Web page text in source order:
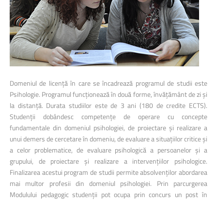
Domeniul de licență în care se încadrează programul de studii este
Psihologie. Programul funcționează în două forme, învățământ de zi și
la distanță. Durata studiilor este de 3 ani (180 de credite ECTS).
Studenții dobândesc competențe de operare cu concepte
fundamentale din domeniul psihologiei, de proiectare și realizare a
unui demers de cercetare în domeniu, de evaluare a situațiilor critice și
a celor problematice, de evaluare psihologică a persoanelor și a
grupului, de proiectare și realizare a intervențiilor psihologice.
Finalizarea acestui program de studii permite absolvenților abordarea
mai multor profesii din domeniul psihologiei. Prin parcurgerea
Modulului pedagogic studenții pot ocupa prin concurs un post în